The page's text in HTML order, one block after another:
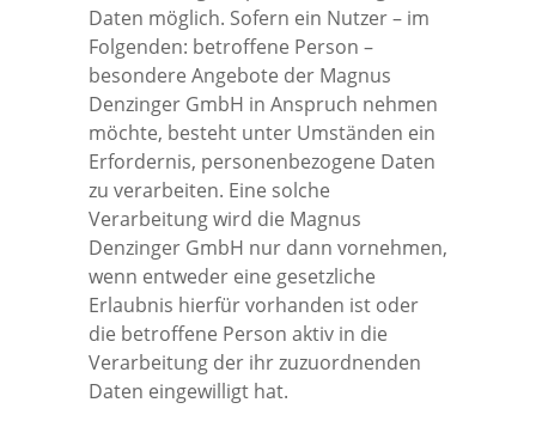
Klima & Lüftung
Impressum
Daten möglich. Sofern ein Nutzer – im
Folgenden: betroffene Person –
besondere Angebote der Magnus
Denzinger GmbH in Anspruch nehmen
möchte, besteht unter Umständen ein
Erfordernis, personenbezogene Daten
zu verarbeiten. Eine solche
Verarbeitung wird die Magnus
Denzinger GmbH nur dann vornehmen,
wenn entweder eine gesetzliche
Erlaubnis hierfür vorhanden ist oder
die betroffene Person aktiv in die
Verarbeitung der ihr zuzuordnenden
Daten eingewilligt hat.